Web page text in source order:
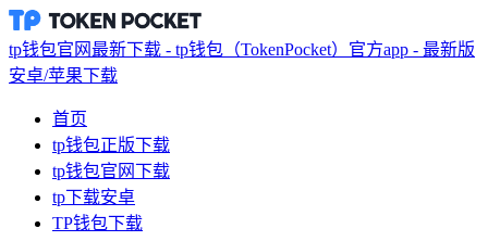
tp钱包官网最新下载 - tp钱包（TokenPocket）官方app - 最新版
安卓/苹果下载
首页
tp钱包正版下载
tp钱包官网下载
tp下载安卓
TP钱包下载